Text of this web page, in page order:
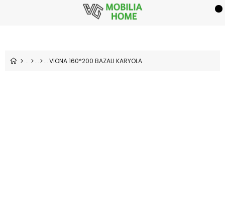
VİONA 160*200 BAZALI KARYOLA